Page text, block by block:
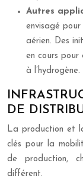
Autres
envisagé
aérien. Des
en cours pour
à l’hydrogène.
DE
La production et
clés pour la
de production,
différent.